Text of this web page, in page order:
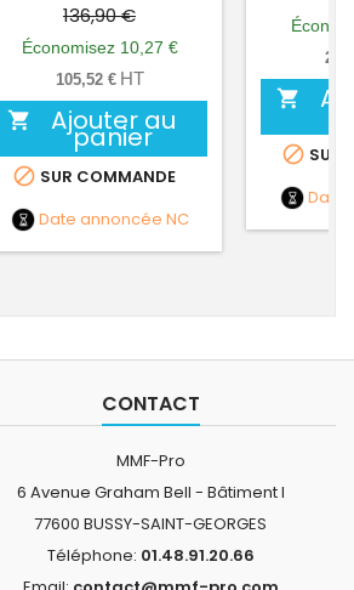
de
base
136,90 €
Économisez 10,27 €
105,52 € HT
 Ajouter au
panier
 SUR COMMANDE
Date annoncée NC

 SUR
Date
CONTACT
MMF-Pro
6 Avenue Graham Bell - Bâtiment I
77600 BUSSY-SAINT-GEORGES
Téléphone: 01.48.91.20.66